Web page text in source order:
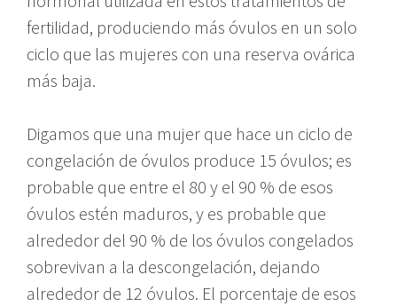
fertilidad, produciendo más óvulos en un solo
ciclo que las mujeres con una reserva ovárica
más baja.
Digamos que una mujer que hace un ciclo de
congelación de óvulos produce 15 óvulos; es
probable que entre el 80 y el 90 % de esos
óvulos estén maduros, y es probable que
alrededor del 90 % de los óvulos congelados
sobrevivan a la descongelación, dejando
alrededor de 12 óvulos. El porcentaje de esos